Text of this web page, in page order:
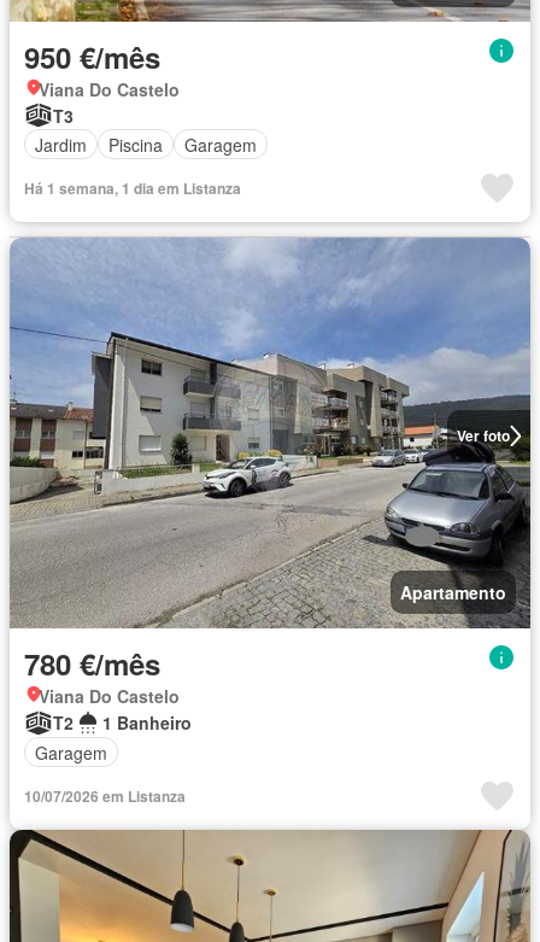
950 €/mês
Viana Do Castelo
T3
Jardim
Piscina Garagem
Há 1 semana, 1 dia em Listanza
Ver foto
Apartamento
780 €/mês
Viana Do Castelo
T2
1 Banheiro
Garagem
10/07/2026 em Listanza